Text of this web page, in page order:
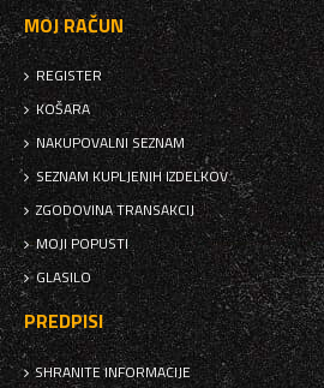
MOJ RAČUN
REGISTER
KOŠARA
NAKUPOVALNI SEZNAM
SEZNAM KUPLJENIH IZDELKOV
ZGODOVINA TRANSAKCIJ
MOJI POPUSTI
GLASILO
PREDPISI
SHRANITE INFORMACIJE